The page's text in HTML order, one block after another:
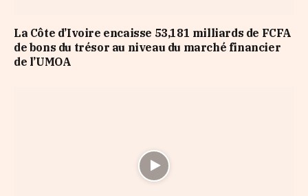
La Côte d’Ivoire encaisse 53,181 milliards de FCFA
de bons du trésor au niveau du marché financier
de l’UMOA